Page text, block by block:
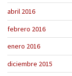
abril 2016
febrero 2016
enero 2016
diciembre 2015